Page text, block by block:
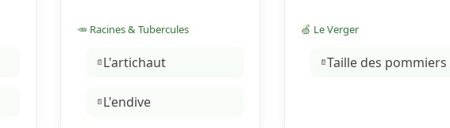
🥕 Racines & Tubercules
L'artichaut
L'endive
🍏 Le Verger
Taille des pommiers